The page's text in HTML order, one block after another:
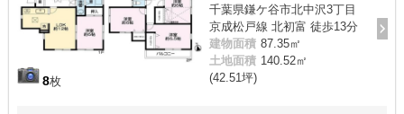
8枚
千葉県鎌ケ谷市北中沢3丁目
京成松戸線 北初富 徒歩13分
建物面積 87.35㎡
土地面積 140.52㎡
(42.51坪)